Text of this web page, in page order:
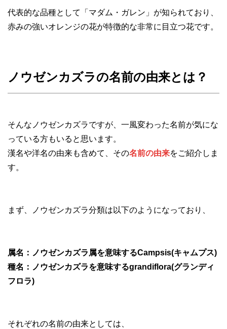
代表的な品種として「マダム・ガレン」が知られており、
赤みの強いオレンジの花が特徴的な非常に目立つ花です。
ノウゼンカズラの名前の由来とは？
そんなノウゼンカズラですが、一風変わった名前が気にな
っている方もいると思います。
漢名や洋名の由来も含めて、その名前の由来をご紹介しま
す。
まず、ノウゼンカズラ分類は以下のようになっており、
属名：ノウゼンカズラ属を意味するCampsis(キャムプス)
種名：ノウゼンカズラを意味するgrandiflora(グランディ
フロラ)
それぞれの名前の由来としては、